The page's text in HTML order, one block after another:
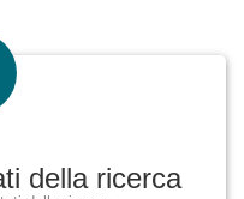
della ricerca